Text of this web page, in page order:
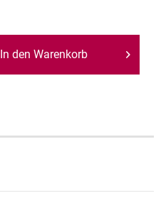
In den Warenkorb